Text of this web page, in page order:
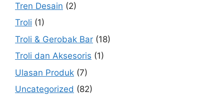
Tren Desain (2)
Troli (1)
Troli & Gerobak Bar (18)
Troli dan Aksesoris (1)
Ulasan Produk (7)
Uncategorized (82)